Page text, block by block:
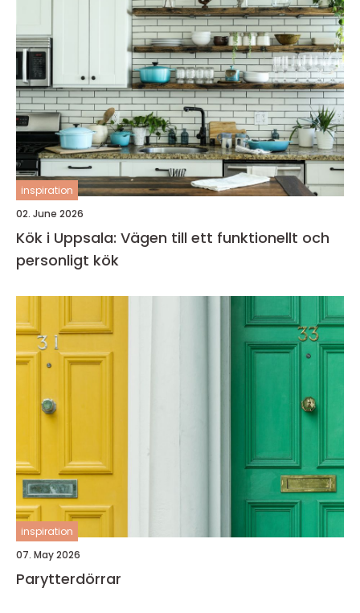
inspiration
02. June 2026
Kök i Uppsala: Vägen till ett funktionellt och
personligt kök
inspiration
07. May 2026
Parytterdörrar